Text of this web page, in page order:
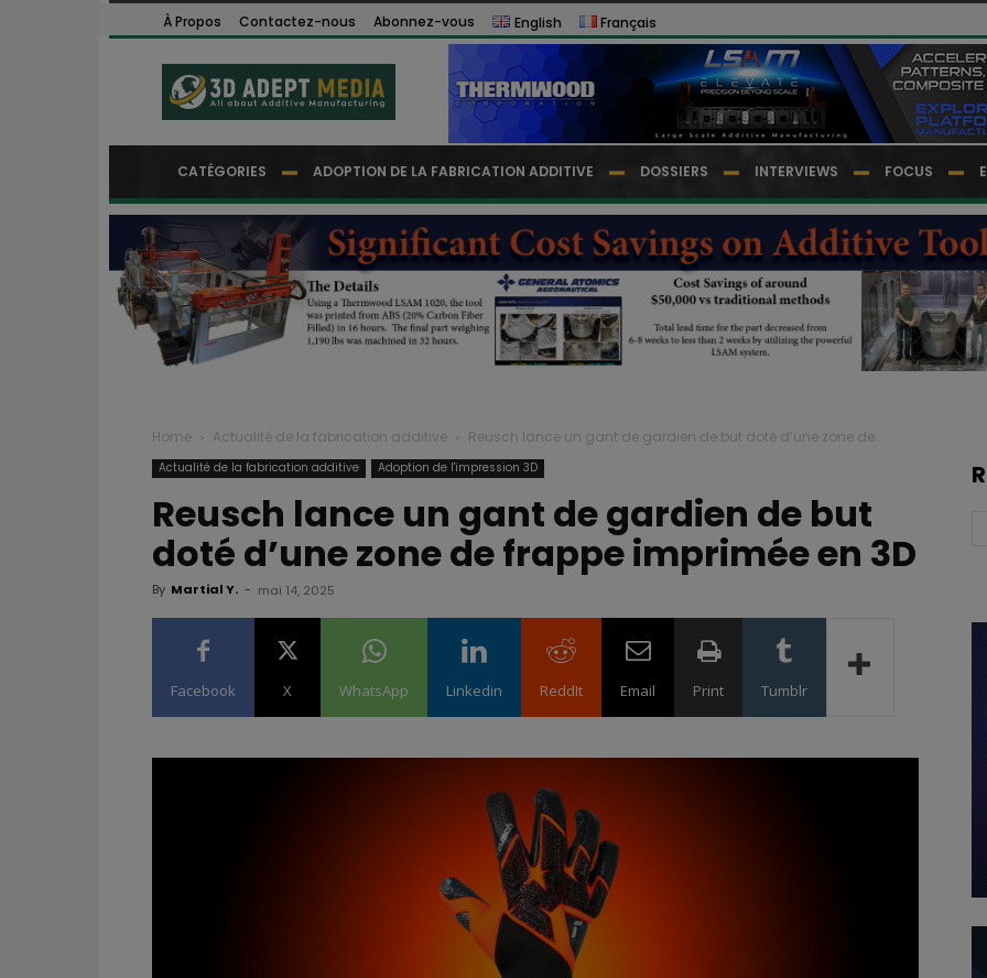
À Propos Contactez-nous Abonnez-vous English Français
CATÉGORIES ADOPTION DE LA FABRICATION ADDITIVE DOSSIERS INTERVIEWS FOCUS
Home Actualité de la fabrication additive Reusch lance un gant de gardien de but doté d’une zone de...
Actualité de la fabrication additive Adoption de l'impression 3D
Reusch lance un gant de gardien de but
doté d’une zone de frappe imprimée en 3D
By Martial Y. - mai 14, 2025
Facebook X WhatsApp Linkedin ReddIt Email Print Tumblr